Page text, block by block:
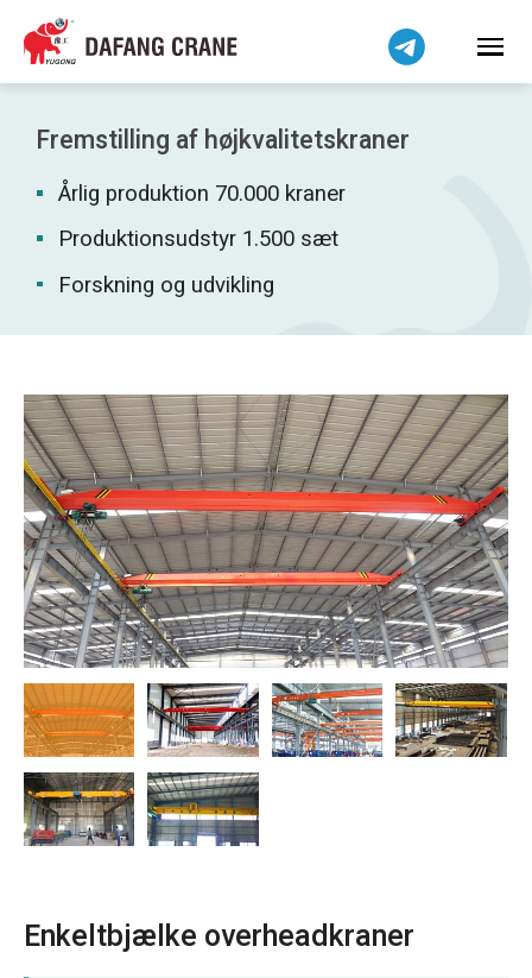
Fremstilling af højkvalitetskraner
Årlig produktion 70.000 kraner
Produktionsudstyr 1.500 sæt
Forskning og udvikling
Enkeltbjælke overheadkraner
हिन्दी
Bahasa Indonesia
Bahasa Melayu
Tiếng Việt
বাংলা
فارسی
Pilipino
Čeština
Беларуская мова
Kiswahili
Norsk
O‘zbekcha